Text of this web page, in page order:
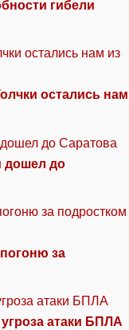
гибели
остались нам
дошел до
за
атаки БПЛА